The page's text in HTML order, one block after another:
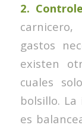
2.
gastos
existen
cuales
bolsillo.
es